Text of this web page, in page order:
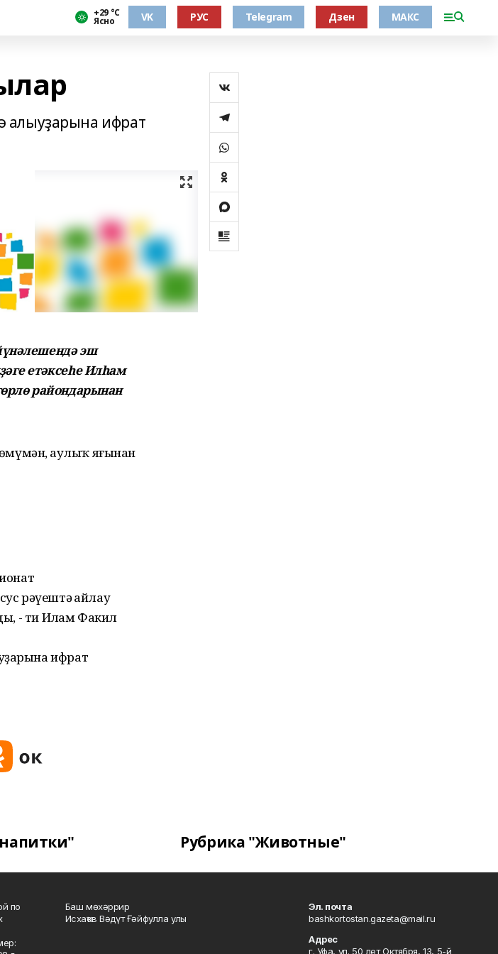
+29 °С
Ясно VK РУС Telegram Дзен МАКС
алыуҙарына ифрат
эш
етәксеһе Илһам
райондарынан
һаулыҡ яғынан
рәүештә һайлау
- ти Илһам Факил
ифрат
Рубрика "Животные"
по
Баш мөхәррир
Исхаҡов Вәдүт Ғәйфулла улы
Эл. почта
bashkortostan.gazeta@mail.ru
Адрес
г. Уфа, ул. 50 лет Октября, 13, 5-й